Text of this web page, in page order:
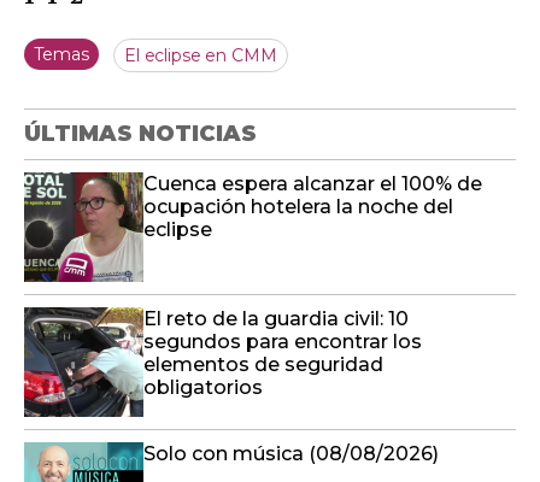
Temas El eclipse en CMM
ÚLTIMAS NOTICIAS
Cuenca espera alcanzar el 100% de
ocupación hotelera la noche del
eclipse
El reto de la guardia civil: 10
segundos para encontrar los
elementos de seguridad
obligatorios
Solo con música (08/08/2026)